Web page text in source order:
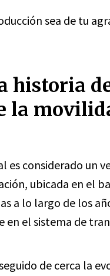
sea de tu
historia
la
es considerado un
ubicada en el
a lo largo de los
en el sistema de
de cerca la